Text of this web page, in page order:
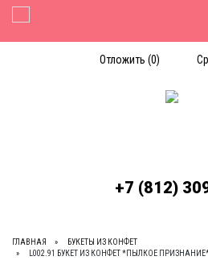
Отложить (0)
+7 (812)
Toggle Navigation
ГЛАВНАЯ
БУКЕТЫ ИЗ КОНФЕТ
L002.91 БУКЕТ ИЗ КОНФЕТ *ПЫЛКОЕ